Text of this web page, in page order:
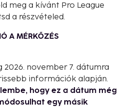
meg a kívánt Pro League
a részvételed.
A MÉRKŐZÉS
2026. november 7. dátumra
információk alapján.
hogy ez a dátum még
egy másik